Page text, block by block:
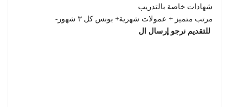
⁠شهادات خاصة بالتدريب
⁠مرتب متميز + عمولات شهرية+ بونس كل ٣ شهور-
⁠للتقديم نرجو إرسال ال